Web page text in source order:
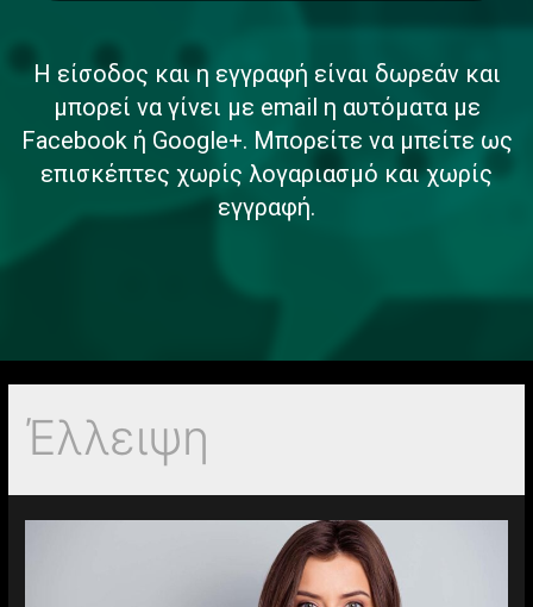
Η είσοδος και η εγγραφή είναι δωρεάν και
μπορεί να γίνει με email η αυτόματα με
Facebook ή Google+. Μπορείτε να μπείτε ως
επισκέπτες χωρίς λογαριασμό και χωρίς
εγγραφή.
Έλλειψη